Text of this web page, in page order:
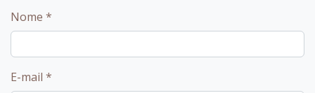
Nome *
E-mail *